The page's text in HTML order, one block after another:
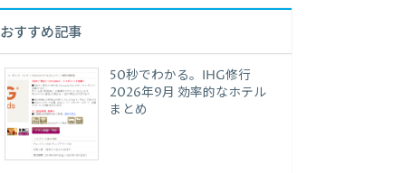
おすすめ記事
50秒でわかる。IHG修行
2026年9月 効率的なホテル
まとめ